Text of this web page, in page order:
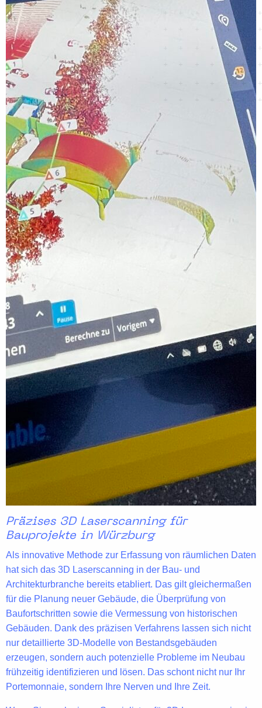
Präzises 3D Laserscanning für
Bauprojekte in Würzburg
Als innovative Methode zur Erfassung von räumlichen Daten
hat sich das 3D Laserscanning in der Bau- und
Architekturbranche bereits etabliert. Das gilt gleichermaßen
für die Planung neuer Gebäude, die Überprüfung von
Baufortschritten sowie die Vermessung von historischen
Gebäuden. Dank des präzisen Verfahrens lassen sich nicht
nur detaillierte 3D-Modelle von Bestandsgebäuden
erzeugen, sondern auch potenzielle Probleme im Neubau
frühzeitig identifizieren und lösen. Das schont nicht nur Ihr
Portemonnaie, sondern Ihre Nerven und Ihre Zeit.